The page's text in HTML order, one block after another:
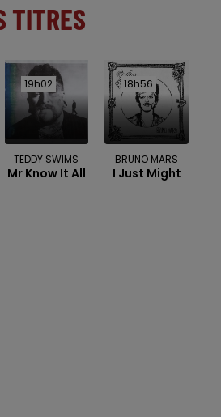
TITRES
19h02
19h02
TEDDY SWIMS
Mr Know It All
18h56
18h56
BRUNO MARS
I Just Might